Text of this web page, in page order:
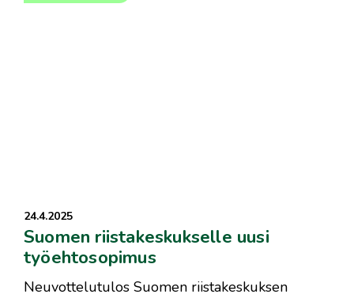
24.4.2025
Suomen riistakeskukselle uusi
työehtosopimus
Neuvottelutulos Suomen riistakeskuksen